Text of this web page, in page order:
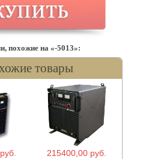
похожие на «-5013»:
товары
215400,00 руб.